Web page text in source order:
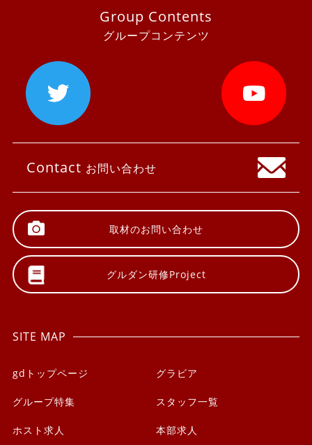
Group Contents
グループコンテンツ
Contact お問い合わせ
取材のお問い合わせ
グルダン研修Project
SITE MAP
gdトップページ グラビア
グループ特集 スタッフ一覧
ホスト求人 本部求人